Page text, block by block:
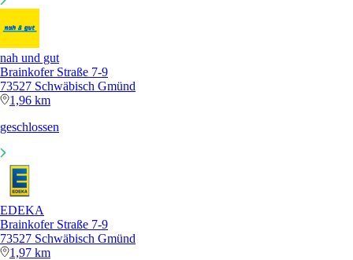
nah und gut
Brainkofer Straße 7-9
73527 Schwäbisch Gmünd
1,96 km
geschlossen
EDEKA
Brainkofer Straße 7-9
73527 Schwäbisch Gmünd
1,97 km